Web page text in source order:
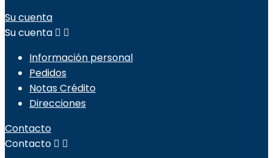
Su cuenta
Su cuenta  
Información personal
Pedidos
Notas Crédito
Direcciones
Contacto
Contacto  